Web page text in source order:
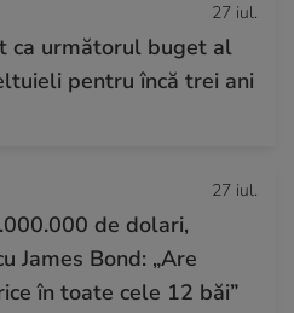
27 iul.
ca următorul buget al
pentru încă trei ani
27 iul.
de dolari,
James Bond: „Are
în toate cele 12 băi”